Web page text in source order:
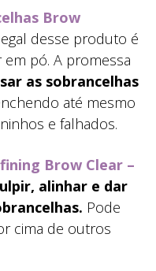
Brow
desse produto é
pó. A promessa
as sobrancelhas
até mesmo
e falhados.
Brow Clear –
alinhar e dar
Pode
cima de outros